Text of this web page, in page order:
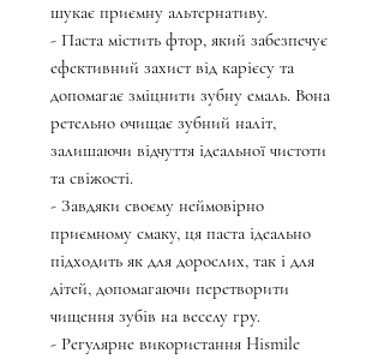
шукає приємну альтернативу.
- Паста містить фтор, який забезпечує
ефективний захист від карієсу та
допомагає зміцнити зубну емаль. Вона
ретельно очищає зубний наліт,
залишаючи відчуття ідеальної чистоти
та свіжості.
- Завдяки своєму неймовірно
приємному смаку, ця паста ідеально
підходить як для дорослих, так і для
дітей, допомагаючи перетворити
чищення зубів на веселу гру.
- Регулярне використання Hismile